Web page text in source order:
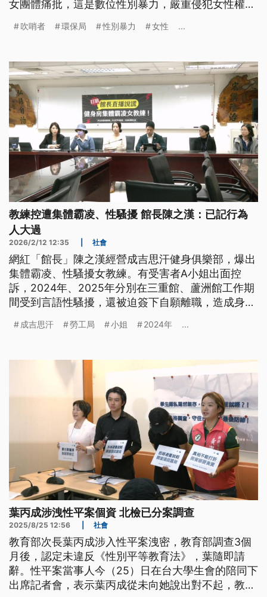
女團體痛批，這是數位性別暴力，嚴重侵犯女性權
吹哨者 環保局 性別暴力 女性 ...
教練控遭集體霸凌、性騷擾 館長陳之漢：已記行為
人大過
2026/2/12 12:35 社會
網紅「館長」陳之漢經營成吉思汗健身俱樂部，爆出
集體霸凌、性騷擾女教練。有受害者A小姐出面控
訴，2024年、2025年分別在三重館、蘆洲館工作期
間受到言語性騷擾，還被迫簽下自願離職，造成身心
回應，已經對男教練記大過，勞工局也將介入調查。
成吉思汗 勞工局 小姐 2024年 ...
葉丙成涉洩性平案個資 北檢已分案調查
2025/8/25 12:56 社會
教育部次長葉丙成涉入性平案洩密，教育部調查3個
月後，認定未違反《性別平等教育法》，葉隨即請
辭。性平案當事人今（25）日在台大學生會的陪同下
出席記者會，表示葉丙成從未向她說出對不起，教育